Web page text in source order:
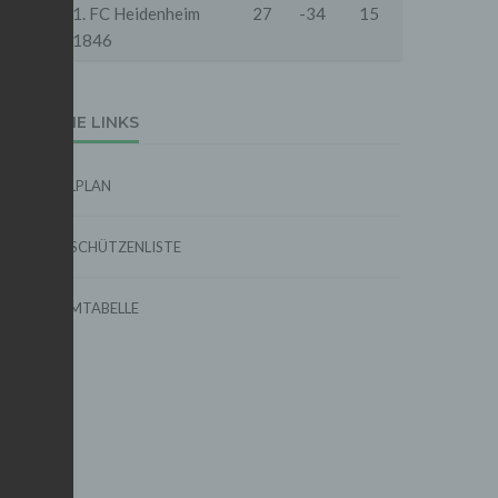
1. FC Heidenheim
1846
27 -34 15
EXTERNE LINKS
SPIELPLAN
TORSCHÜTZENLISTE
FORMTABELLE